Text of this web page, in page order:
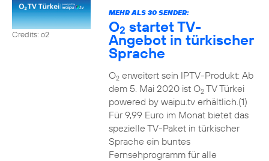
Credits: o2
MEHR ALS 30 SENDER:
O2 startet TV-
Angebot in türkischer
Sprache
O2erweitert sein IPTV-Produkt: Ab
dem 5. Mai 2020 ist O2TV Türkei
powered by waipu.tv erhältlich.(1)
Für 9,99 Euro im Monat bietet das
spezielle TV-Paket in türkischer
Sprache ein buntes
Fernsehprogramm für alle